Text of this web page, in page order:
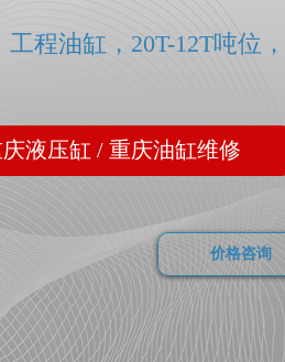
工程油缸，20T-12T吨位
液压缸 / 重庆油缸维修
价格咨询